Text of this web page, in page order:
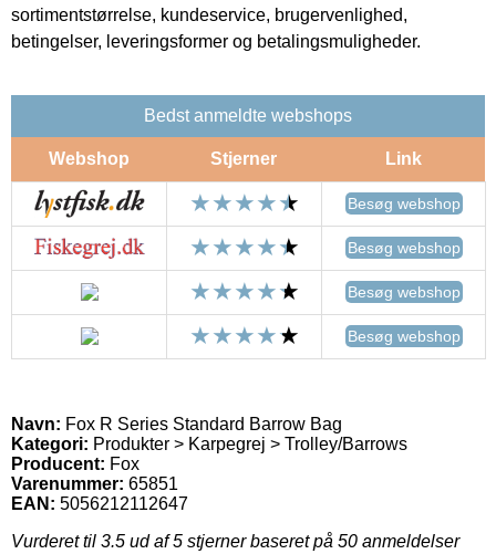
sortimentstørrelse, kundeservice, brugervenlighed,
betingelser, leveringsformer og betalingsmuligheder.
Bedst anmeldte webshops
Webshop Stjerner Link
Besøg webshop
Besøg webshop
Besøg webshop
Besøg webshop
Navn: Fox R Series Standard Barrow Bag
Kategori: Produkter > Karpegrej > Trolley/Barrows
Producent: Fox
Varenummer: 65851
EAN: 5056212112647
Vurderet til 3.5 ud af 5 stjerner baseret på 50 anmeldelser